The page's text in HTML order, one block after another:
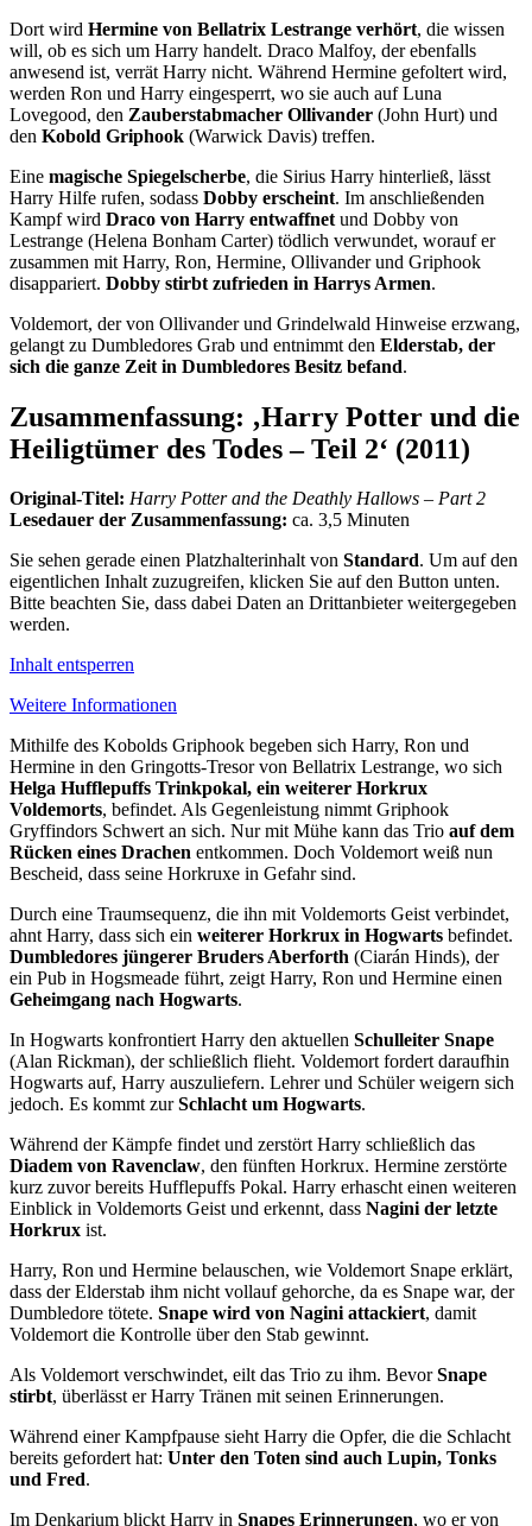
Dort wird Hermine von Bellatrix Lestrange verhört, die wissen
will, ob es sich um Harry handelt. Draco Malfoy, der ebenfalls
anwesend ist, verrät Harry nicht. Während Hermine gefoltert wird,
werden Ron und Harry eingesperrt, wo sie auch auf Luna
Lovegood, den Zauberstabmacher Ollivander (John Hurt) und
den Kobold Griphook (Warwick Davis) treffen.
Eine magische Spiegelscherbe, die Sirius Harry hinterließ, lässt
Harry Hilfe rufen, sodass Dobby erscheint. Im anschließenden
Kampf wird Draco von Harry entwaffnet und Dobby von
Lestrange (Helena Bonham Carter) tödlich verwundet, worauf er
zusammen mit Harry, Ron, Hermine, Ollivander und Griphook
disappariert. Dobby stirbt zufrieden in Harrys Armen.
Voldemort, der von Ollivander und Grindelwald Hinweise erzwang,
gelangt zu Dumbledores Grab und entnimmt den Elderstab, der
sich die ganze Zeit in Dumbledores Besitz befand.
Zusammenfassung: ‚Harry Potter und die
Heiligtümer des Todes – Teil 2‘ (2011)
Original-Titel: Harry Potter and the Deathly Hallows – Part 2
Lesedauer der Zusammenfassung: ca. 3,5 Minuten
Sie sehen gerade einen Platzhalterinhalt von Standard. Um auf den
eigentlichen Inhalt zuzugreifen, klicken Sie auf den Button unten.
Bitte beachten Sie, dass dabei Daten an Drittanbieter weitergegeben
werden.
Inhalt entsperren
Weitere Informationen
Mithilfe des Kobolds Griphook begeben sich Harry, Ron und
Hermine in den Gringotts-Tresor von Bellatrix Lestrange, wo sich
Helga Hufflepuffs Trinkpokal, ein weiterer Horkrux
Voldemorts, befindet. Als Gegenleistung nimmt Griphook
Gryffindors Schwert an sich. Nur mit Mühe kann das Trio auf dem
Rücken eines Drachen entkommen. Doch Voldemort weiß nun
Bescheid, dass seine Horkruxe in Gefahr sind.
Durch eine Traumsequenz, die ihn mit Voldemorts Geist verbindet,
ahnt Harry, dass sich ein weiterer Horkrux in Hogwarts befindet.
Dumbledores jüngerer Bruders Aberforth (Ciarán Hinds), der
ein Pub in Hogsmeade führt, zeigt Harry, Ron und Hermine einen
Geheimgang nach Hogwarts.
In Hogwarts konfrontiert Harry den aktuellen Schulleiter Snape
(Alan Rickman), der schließlich flieht. Voldemort fordert daraufhin
Hogwarts auf, Harry auszuliefern. Lehrer und Schüler weigern sich
jedoch. Es kommt zurSchlacht um Hogwarts.
Während der Kämpfe findet und zerstört Harry schließlich das
Diadem von Ravenclaw, den fünften Horkrux. Hermine zerstörte
kurz zuvor bereits Hufflepuffs Pokal. Harry erhascht einen weiteren
Einblick in Voldemorts Geist und erkennt, dass Nagini der letzte
Horkrux ist.
Harry, Ron und Hermine belauschen, wie Voldemort Snape erklärt,
dass der Elderstab ihm nicht vollauf gehorche, da es Snape war, der
Dumbledore tötete. Snape wird von Nagini attackiert, damit
Voldemort die Kontrolle über den Stab gewinnt.
Als Voldemort verschwindet, eilt das Trio zu ihm. BevorSnape
stirbt, überlässt er Harry Tränen mit seinen Erinnerungen.
Während einer Kampfpause sieht Harry die Opfer, die die Schlacht
bereits gefordert hat: Unter den Toten sind auch Lupin, Tonks
und Fred.
Im Denkarium blickt Harry in Snapes Erinnerungen, wo er von